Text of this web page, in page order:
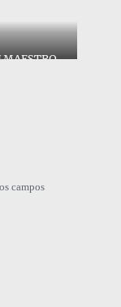
MAESTRO
campos